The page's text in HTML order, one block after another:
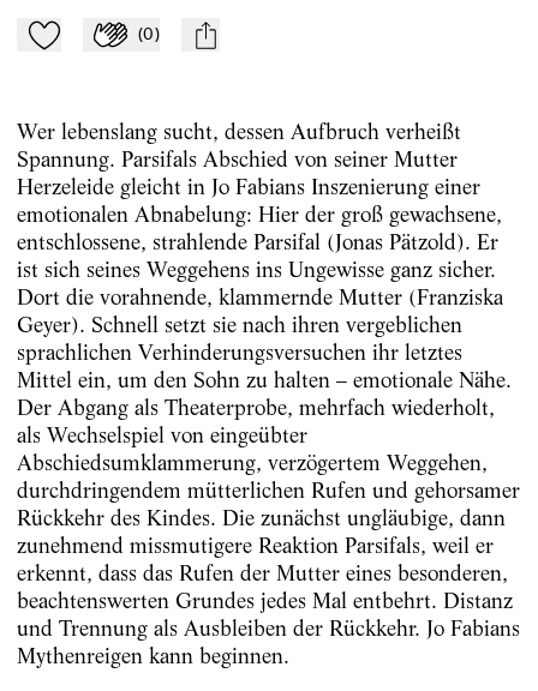
Zu Mein-TdZ hinzufügen
Applaudieren
(0) mail
Wer lebenslang sucht, dessen Aufbruch verheißt
Spannung. Parsifals Abschied von seiner Mutter
Herzeleide gleicht in Jo Fabians Inszenierung einer
emotionalen Abnabelung: Hier der groß gewachsene,
entschlossene, strahlende Parsifal (Jonas Pätzold). Er
ist sich seines Weggehens ins Ungewisse ganz sicher.
Dort die vorahnende, klammernde Mutter (Franziska
Geyer). Schnell setzt sie nach ihren vergeblichen
sprachlichen Verhinderungsversuchen ihr letztes
Mittel ein, um den Sohn zu halten – emotionale Nähe.
Der Abgang als Theaterprobe, mehrfach wiederholt,
als Wechselspiel von eingeübter
Abschiedsumklammerung, verzögertem Weggehen,
durchdringendem mütterlichen Rufen und gehorsamer
Rückkehr des Kindes. Die zunächst ungläubige, dann
zunehmend missmutigere Reaktion Parsifals, weil er
erkennt, dass das Rufen der Mutter eines besonderen,
beachtenswerten Grundes jedes Mal entbehrt. Distanz
und Trennung als Ausbleiben der Rückkehr. Jo Fabians
Mythenreigen kann beginnen.